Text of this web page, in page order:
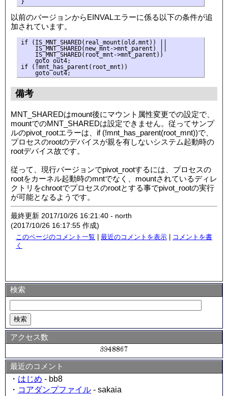
以前のバージョンからEINVALエラーに係る以下の条件が追
加されています。
if (IS_MNT_SHARED(real_mount(old.mnt)) ||
    IS_MNT_SHARED(new_mnt->mnt_parent) ||
    IS_MNT_SHARED(root_mnt->mnt_parent))
    goto out4;
if (!mnt_has_parent(root_mnt))
備考
MNT_SHAREDはmount後にマウント属性変更での設定で、
mountでのMNT_SHAREDは設定できません。従ってサンプ
ルのpivot_rootエラーは、if (!mnt_has_parent(root_mnt))で、
プロセスのrootのデバイスが親を有しないシステム起動時の
rootデバイス故です。
従って、現行バージョンでpivot_rootするには、プロセスの
rootをカーネル起動時のmntでなく、mountされているディレ
クトリをchrootでプロセスのrootとする事でpivot_rootの実行
が可能となるようです。
最終更新 2017/10/26 16:21:40 - north
(2017/10/26 16:17:55 作成)
このページのコメント一覧 最近のコメントを表示
コメントを書
く
検索
アクセス数
最近のコメント
・ はじめ - bb8
・ コアダンプファイル - sakaia